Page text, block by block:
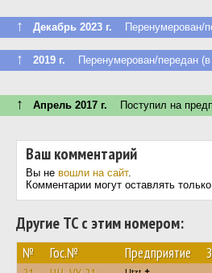
↑ Декабрь 2023 г. Перенумерован/
↑ 2019 г. Перенумерован/передан (в
↑ Апрель 2017 г. Поступил на
Ваш комментарий
Вы не вошли на сайт.
Комментарии могут оставлять
Другие ТС с этим номером:
№ Гос.№ Предприятие